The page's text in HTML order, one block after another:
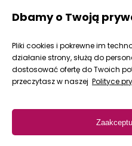
Dbamy o Twoją
Pliki cookies i pokrewne im
działanie strony, służą do
dostosować ofertę do Twoich
przeczytasz w naszej Polityce